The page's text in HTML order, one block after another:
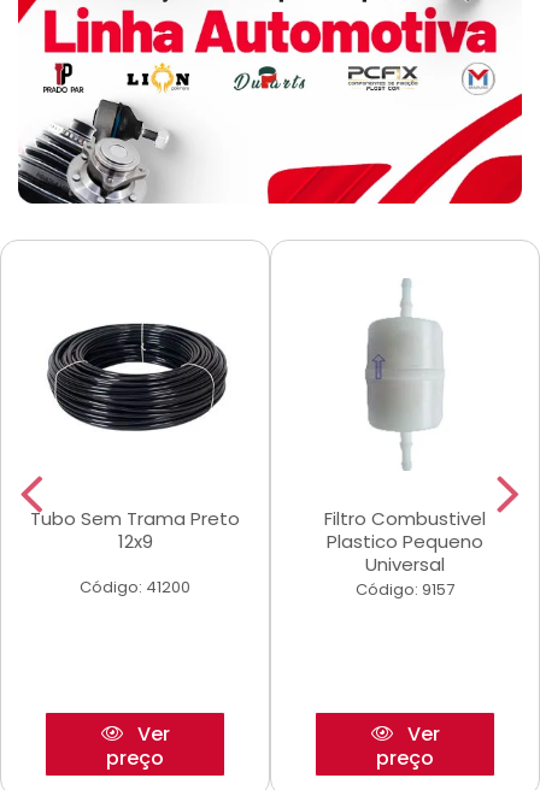
Tubo Sem Trama Preto
12x9
Código: 41200
Ver
preço
Filtro Combustivel
Plastico Pequeno
Universal
Código: 9157
Ver
preço